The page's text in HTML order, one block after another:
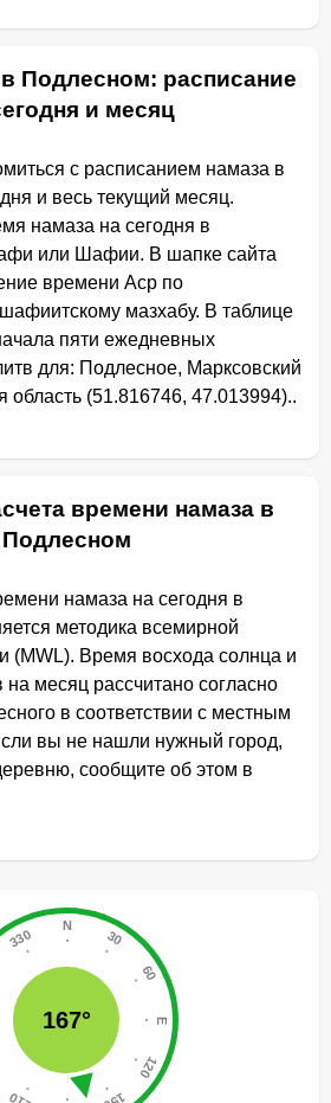
Подлесном: расписание
и месяц
с расписанием намаза в
и весь текущий месяц.
намаза на сегодня в
или Шафии. В шапке сайта
времени Аср по
мазхабу. В таблице
пяти ежедневных
для: Подлесное, Марксовский
область (51.816746, 47.013994)..
времени намаза в
Подлесном
намаза на сегодня в
методика всемирной
(MWL). Время восхода солнца и
месяц рассчитано согласно
в соответствии с местным
вы не нашли нужный город,
сообщите об этом в
167°